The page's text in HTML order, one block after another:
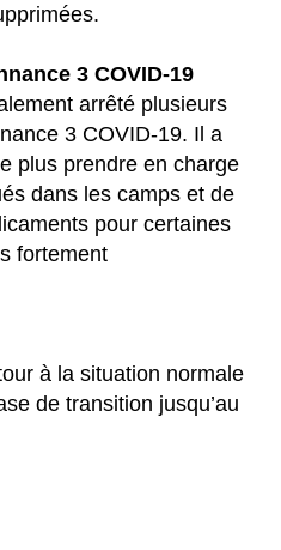
3 COVID-19
arrêté plusieurs
3 COVID-19. Il a
plus prendre en charge
dans les camps et de
pour certaines
fortement
à la situation normale
de transition jusqu’au